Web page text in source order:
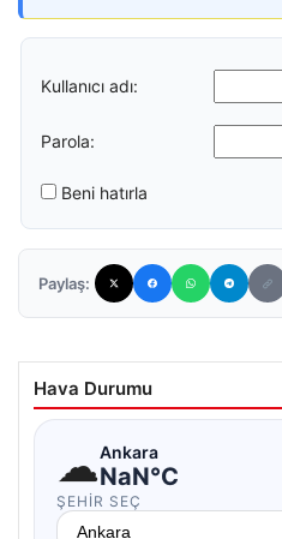
Kullanıcı adı:
Parola:
Beni hatırla
Paylaş:
Hava Durumu
☁Ankara
NaN°C
ŞEHIR SEÇ